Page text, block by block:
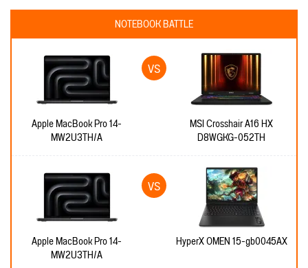
NOTEBOOK BATTLE
Apple MacBook Pro 14-
MW2U3TH/A
MSI Crosshair A16 HX
D8WGKG-052TH
Apple MacBook Pro 14-
MW2U3TH/A
HyperX OMEN 15-gb0045AX